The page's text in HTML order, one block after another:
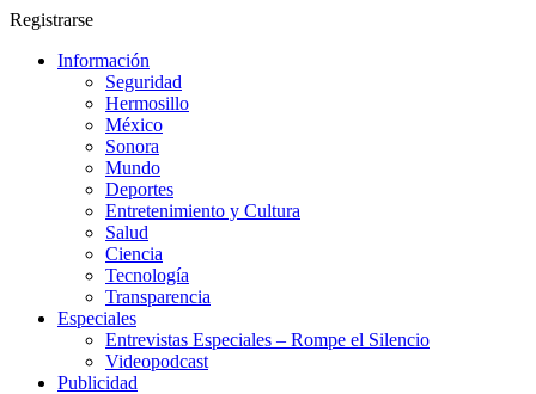
Registrarse
Información
Seguridad
Hermosillo
México
Sonora
Mundo
Deportes
Entretenimiento y Cultura
Salud
Ciencia
Tecnología
Transparencia
Especiales
Entrevistas Especiales – Rompe el Silencio
Videopodcast
Publicidad